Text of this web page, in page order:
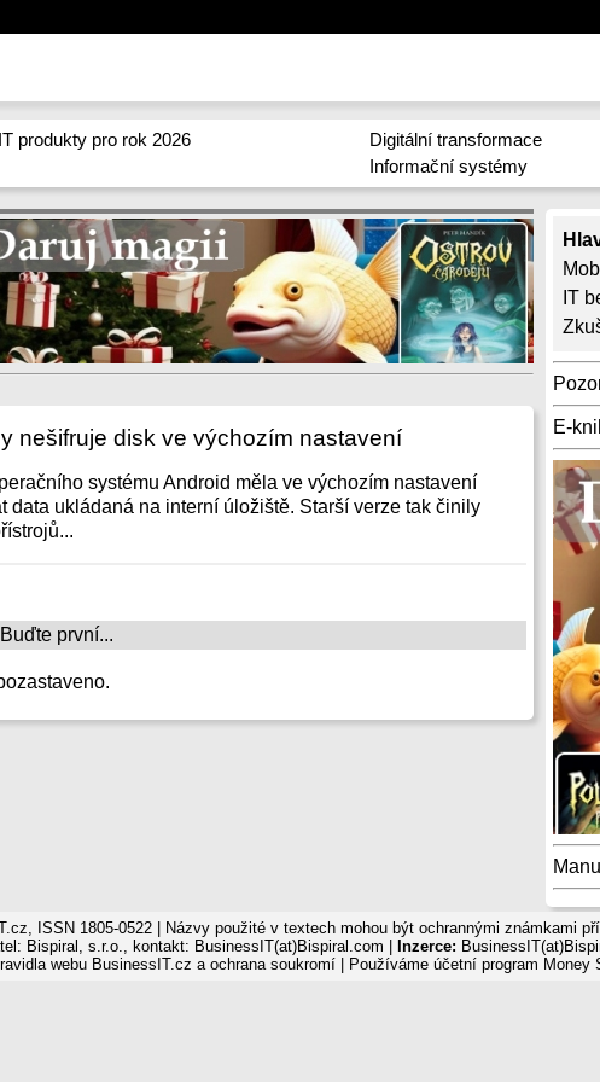
produkty pro rok 2026
Digitální transformace
Informační systémy
IT
E-
nešifruje disk ve výchozím nastavení
systému Android měla ve výchozím nastavení
data ukládaná na interní úložiště. Starší verze tak činily
první...
ISSN 1805-0522 | Názvy použité v textech mohou být ochrannými známkami
Bispiral, s.r.o., kontakt: BusinessIT(at)Bispiral.com |
Inzerce:
webu BusinessIT.cz a ochrana soukromí| Používáme účetní program Money